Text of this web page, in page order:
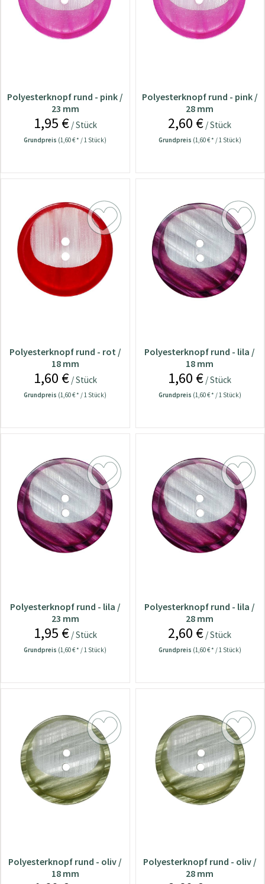
Polyesterknopf rund - pink /
23 mm
1,95 €/ Stück
Grundpreis (1,60 € * / 1 Stück)
Polyesterknopf rund - pink /
28 mm
2,60 € / Stück
Grundpreis (1,60 € * / 1 Stück)
Polyesterknopf rund - rot /
18 mm
1,60 €/ Stück
Grundpreis (1,60 € * / 1 Stück)
Polyesterknopf rund - lila /
18 mm
1,60 € / Stück
Grundpreis (1,60 € * / 1 Stück)
Polyesterknopf rund - lila /
23 mm
1,95 €/ Stück
Grundpreis (1,60 € * / 1 Stück)
Polyesterknopf rund - lila /
28 mm
2,60 € / Stück
Grundpreis (1,60 € * / 1 Stück)
Polyesterknopf rund - oliv /
18 mm
Polyesterknopf rund - oliv /
28 mm